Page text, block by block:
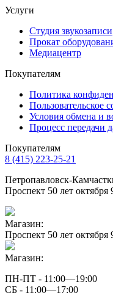
Услуги
Студия звукозаписи
Прокат
Медиацентр
Покупателям
Политика
Пользовательское
Условия обмена и
Процесс передачи
Покупателям
8 (415) 223-25-21
Петропавловск-
Проспект 50 лет октября
Магазин:
Проспект 50 лет октября
Магазин:
ПН-ПТ - 11:00—19:00
СБ - 11:00—17:00